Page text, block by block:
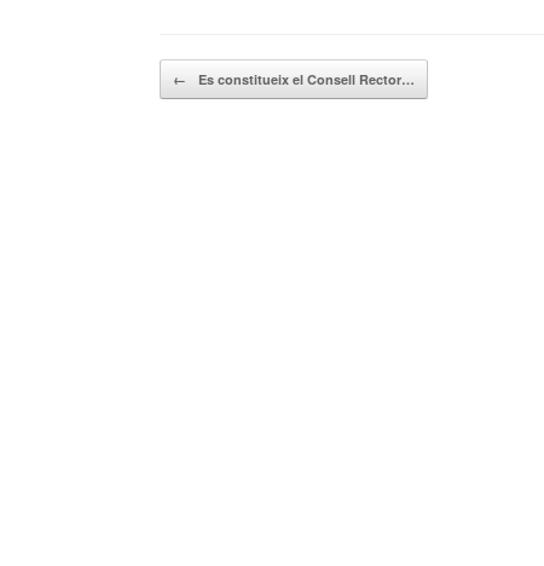
Navegador de artículos
← Es constitueix el Consell Rector…